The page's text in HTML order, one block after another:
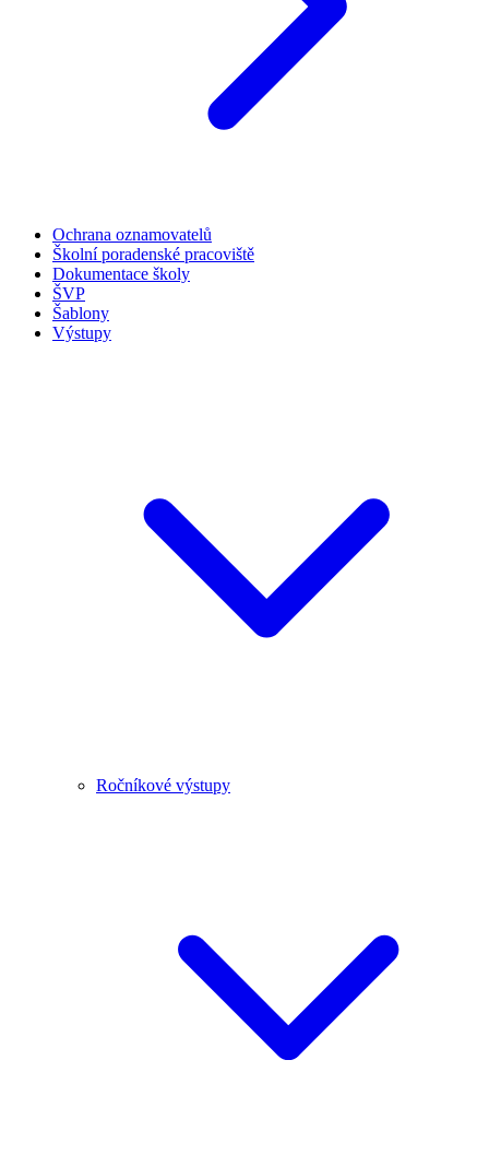
Ochrana oznamovatelů
Školní poradenské pracoviště
Dokumentace školy
ŠVP
Šablony
Výstupy
Ročníkové výstupy